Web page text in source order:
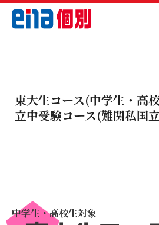
東大生コース(中学生・高
立中受験コース(難関私国